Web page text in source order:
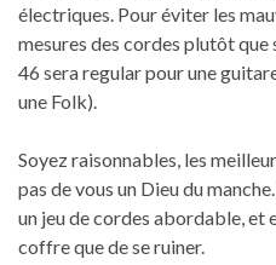
électriques. Pour éviter les
mesures des cordes plutôt que
46 sera regular pour une
une Folk).
Soyez raisonnables, les
pas de vous un Dieu du
un jeu de cordes abordable, et
coffre que de se ruiner.